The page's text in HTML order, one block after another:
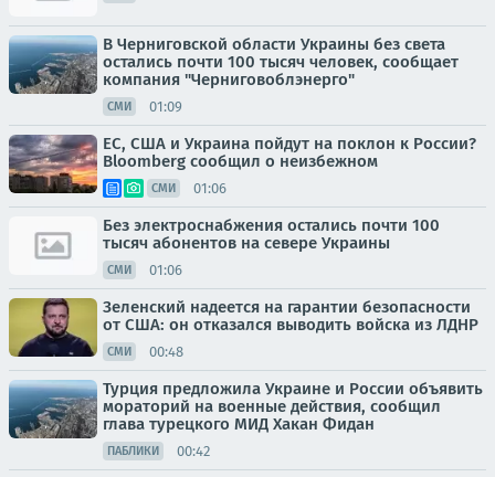
В Черниговской области Украины без света
остались почти 100 тысяч человек, сообщает
компания "Черниговоблэнерго"
СМИ 01:09
ЕС, США и Украина пойдут на поклон к России?
Bloomberg сообщил о неизбежном
СМИ 01:06
Без электроснабжения остались почти 100
тысяч абонентов на севере Украины
СМИ 01:06
Зеленский надеется на гарантии безопасности
от США: он отказался выводить войска из ЛДНР
СМИ 00:48
Турция предложила Украине и России объявить
мораторий на военные действия, сообщил
глава турецкого МИД Хакан Фидан
ПАБЛИКИ 00:42